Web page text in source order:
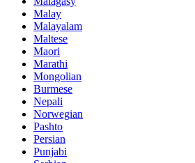
Malay
Malayalam
Maltese
Maori
Marathi
Mongolian
Burmese
Nepali
Norwegian
Pashto
Persian
Punjabi